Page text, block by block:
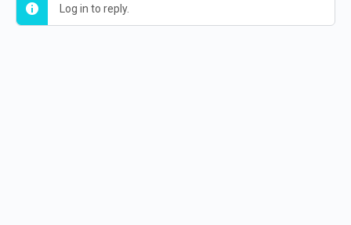
Log in to reply.